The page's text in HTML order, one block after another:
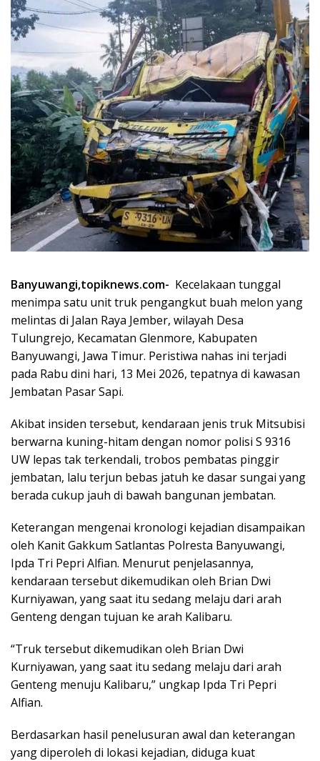
Banyuwangi,topiknews.com- Kecelakaan tunggal
menimpa satu unit truk pengangkut buah melon yang
melintas di Jalan Raya Jember, wilayah Desa
Tulungrejo, Kecamatan Glenmore, Kabupaten
Banyuwangi, Jawa Timur. Peristiwa nahas ini terjadi
pada Rabu dini hari, 13 Mei 2026, tepatnya di kawasan
Jembatan Pasar Sapi.
Akibat insiden tersebut, kendaraan jenis truk Mitsubisi
berwarna kuning-hitam dengan nomor polisi S 9316
UW lepas tak terkendali, trobos pembatas pinggir
jembatan, lalu terjun bebas jatuh ke dasar sungai yang
berada cukup jauh di bawah bangunan jembatan.
Keterangan mengenai kronologi kejadian disampaikan
oleh Kanit Gakkum Satlantas Polresta Banyuwangi,
Ipda Tri Pepri Alfian. Menurut penjelasannya,
kendaraan tersebut dikemudikan oleh Brian Dwi
Kurniyawan, yang saat itu sedang melaju dari arah
Genteng dengan tujuan ke arah Kalibaru.
“Truk tersebut dikemudikan oleh Brian Dwi
Kurniyawan, yang saat itu sedang melaju dari arah
Genteng menuju Kalibaru,” ungkap Ipda Tri Pepri
Alfian.
Berdasarkan hasil penelusuran awal dan keterangan
yang diperoleh di lokasi kejadian, diduga kuat